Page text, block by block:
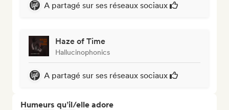
A partagé sur ses réseaux sociaux
Haze of Time
Hallucinophonics
A partagé sur ses réseaux sociaux
Humeurs qu’il/elle adore